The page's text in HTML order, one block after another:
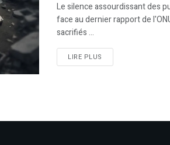
Le silence assourdissant des
face au dernier rapport de
sacrifiés ...
LIRE PLUS